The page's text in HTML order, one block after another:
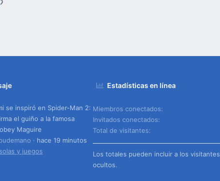
Enlace
se inspiró en Spider-Man 2:
el guiño a la famosa
Maguire
hace 19 minutos
y juegos
Estadísticas en línea
Miembros conectados
Invitados conectados
Total de visitantes
Los totales pueden incluir a los visitantes
ocultos.